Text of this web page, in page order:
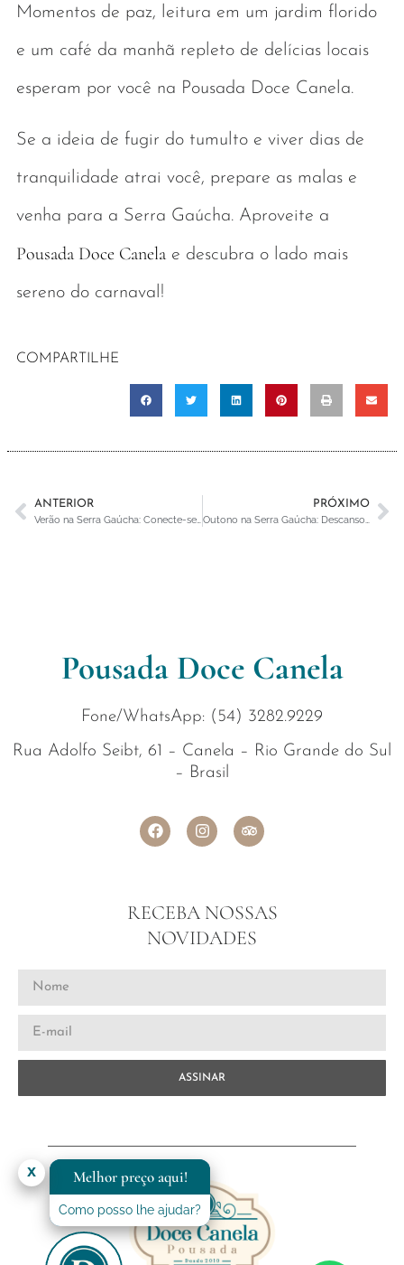
Momentos de paz, leitura em um jardim florido
e um café da manhã repleto de delícias locais
esperam por você na Pousada Doce Canela.
Se a ideia de fugir do tumulto e viver dias de
tranquilidade atrai você, prepare as malas e
venha para a Serra Gaúcha. Aproveite a
Pousada Doce Canela e descubra o lado mais
sereno do carnaval!
COMPARTILHE
ANTERIOR
Verão na Serra Gaúcha: Conecte-se com a Natureza
PRÓXIMO
Outono na Serra Gaúcha: Descanso e sabores especiais na Pousada Doce Canela
Pousada Doce Canela
Fone/WhatsApp: (54) 3282.9229
Rua Adolfo Seibt, 61 – Canela – Rio Grande do Sul
– Brasil
RECEBA NOSSAS
NOVIDADES
ASSINAR
Melhor preço aqui!
Como posso lhe ajudar?
x